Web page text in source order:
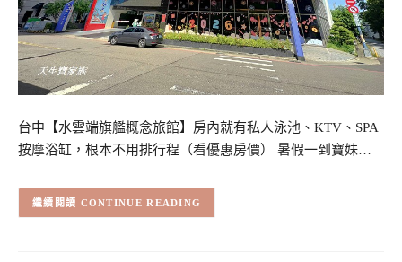
台中【水雲端旗艦概念旅館】房內就有私人泳池、KTV、SPA
按摩浴缸，根本不用排行程（看優惠房價） 暑假一到寶妹…
CONTINUE READING